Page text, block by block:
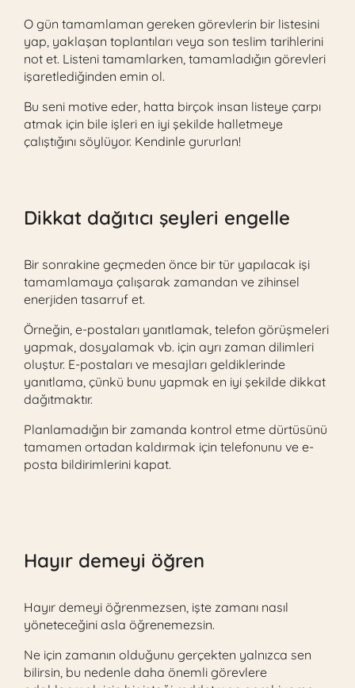
O gün tamamlaman gereken görevlerin bir listesini
yap, yaklaşan toplantıları veya son teslim tarihlerini
not et. Listeni tamamlarken, tamamladığın görevleri
işaretlediğinden emin ol.
Bu seni motive eder, hatta birçok insan listeye çarpı
atmak için bile işleri en iyi şekilde halletmeye
çalıştığını söylüyor. Kendinle gururlan!
Dikkat dağıtıcı şeyleri engelle
Bir sonrakine geçmeden önce bir tür yapılacak işi
tamamlamaya çalışarak zamandan ve zihinsel
enerjiden tasarruf et.
Örneğin, e-postaları yanıtlamak, telefon görüşmeleri
yapmak, dosyalamak vb. için ayrı zaman dilimleri
oluştur. E-postaları ve mesajları geldiklerinde
yanıtlama, çünkü bunu yapmak en iyi şekilde dikkat
dağıtmaktır.
Planlamadığın bir zamanda kontrol etme dürtüsünü
tamamen ortadan kaldırmak için telefonunu ve e-
posta bildirimlerini kapat.
Hayır demeyi öğren
Hayır demeyi öğrenmezsen, işte zamanı nasıl
yöneteceğini asla öğrenemezsin.
Ne için zamanın olduğunu gerçekten yalnızca sen
bilirsin, bu nedenle daha önemli görevlere